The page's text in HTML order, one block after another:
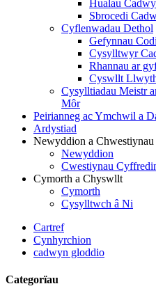
Hualau
Sbrocedi
Cyflenwadau Dethol
Gefynnau
Cysylltwyr
Rhannau ar
Cyswllt
Cysylltiadau Meistr
Môr
Peirianneg ac Ymchwil a
Ardystiad
Newyddion a
Newyddion
Cwestiynau
Cymorth a Chyswllt
Cymorth
Cysylltwch â Ni
Cartref
Cynhyrchion
cadwyn gloddio
Categorïau